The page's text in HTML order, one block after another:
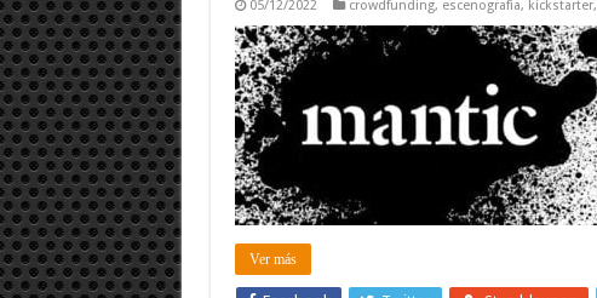
05/12/2022 crowdfunding, escenografia, kickstarter,
Ver más